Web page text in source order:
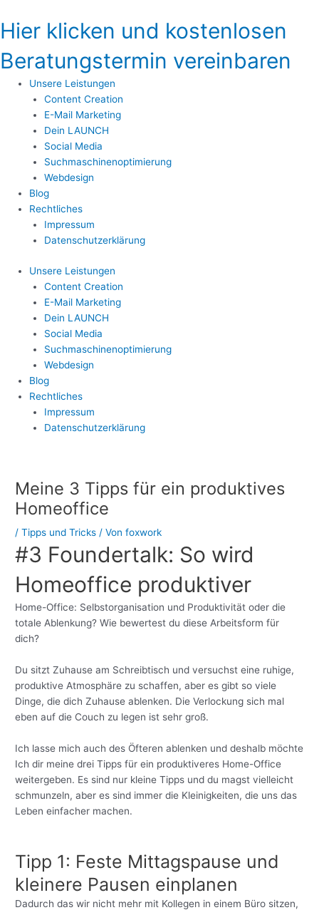
Inhalt
springen
Hier klicken und kostenlosen
Beratungstermin vereinbaren
Unsere Leistungen
Content Creation
E-Mail Marketing
Dein LAUNCH
Social Media
Suchmaschinenoptimierung
Webdesign
Blog
Rechtliches
Impressum
Datenschutzerklärung
Unsere Leistungen
Content Creation
E-Mail Marketing
Dein LAUNCH
Social Media
Suchmaschinenoptimierung
Webdesign
Blog
Rechtliches
Impressum
Datenschutzerklärung
Meine 3 Tipps für ein produktives
Homeoffice
/Tipps und Tricks / Vonfoxwork
#3 Foundertalk: So wird
Homeoffice produktiver
Home-Office: Selbstorganisation und Produktivität oder die
totale Ablenkung? Wie bewertest du diese Arbeitsform für
dich?
Du sitzt Zuhause am Schreibtisch und versuchst eine ruhige,
produktive Atmosphäre zu schaffen, aber es gibt so viele
Dinge, die dich Zuhause ablenken. Die Verlockung sich mal
eben auf die Couch zu legen ist sehr groß.
Ich lasse mich auch des Öfteren ablenken und deshalb möchte
Ich dir meine drei Tipps für ein produktiveres Home-Office
weitergeben. Es sind nur kleine Tipps und du magst vielleicht
schmunzeln, aber es sind immer die Kleinigkeiten, die uns das
Leben einfacher machen.
Tipp 1: Feste Mittagspause und
kleinere Pausen einplanen
Dadurch das wir nicht mehr mit Kollegen in einem Büro sitzen,